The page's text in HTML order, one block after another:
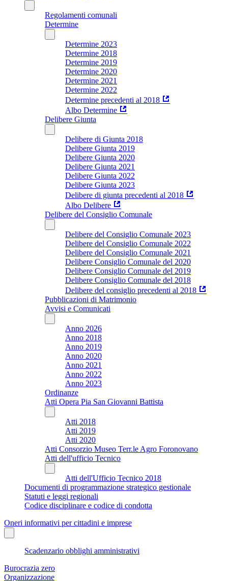
Regolamenti comunali
Determine
Determine 2023
Determine 2018
Determine 2019
Determine 2020
Determine 2021
Determine 2022
Determine precedenti al 2018
Albo Determine
Delibere Giunta
Delibere di Giunta 2018
Delibere Giunta 2019
Delibere Giunta 2020
Delibere Giunta 2021
Delibere Giunta 2022
Delibere Giunta 2023
Delibere di giunta precedenti al 2018
Albo Delibere
Delibere del Consiglio Comunale
Delibere del Consiglio Comunale 2023
Delibere del Consiglio Comunale 2022
Delibere del Consiglio Comunale 2021
Delibere Consiglio Comunale del 2020
Delibere Consiglio Comunale del 2019
Delibere Consiglio Comunale del 2018
Delibere del consiglio precedenti al 2018
Pubblicazioni di Matrimonio
Avvisi e Comunicati
Anno 2026
Anno 2018
Anno 2019
Anno 2020
Anno 2021
Anno 2022
Anno 2023
Ordinanze
Atti Opera Pia San Giovanni Battista
Atti 2018
Atti 2019
Atti 2020
Atti Consorzio Museo Terr.le Agro Foronovano
Atti dell'ufficio Tecnico
Atti dell'Ufficio Tecnico 2018
Documenti di programmazione strategico gestionale
Statuti e leggi regionali
Codice disciplinare e codice di condotta
Oneri informativi per cittadini e imprese
Scadenzario obblighi amministrativi
Burocrazia zero
Organizzazione